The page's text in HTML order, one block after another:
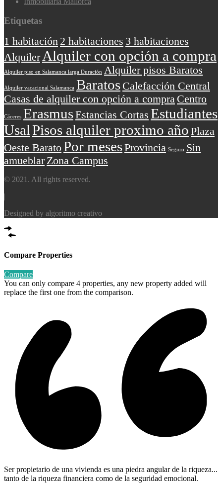
Etiquetas
1 habitación 2 habitaciones 3 habitaciones
AlquilerAlquiler con opción a compra
Alquiler piso en Salamanca larga Duración Alquiler pisos Baratos
Alquiler vacacional Salamanca Baratos Calefacción Central
Casas de alquiler con opción a compra Centro
Cáceres ErasmusEstancias Cortas Estudiantes
UsalPisos alquiler proximo año Plaza
Oeste BaratoPor mesesProvincia Seguro Sin
amueblar Zona Campus
© 2021. All rights reserved.
|
Designed by algoritmo creativo
Compare Properties
Compare
You can only compare 4 properties, any new property added will
replace the first one from the comparison.
Ser propietario de una vivienda es una piedra angular de la riqueza...
tanto de la riqueza financiera como de la seguridad emocional.